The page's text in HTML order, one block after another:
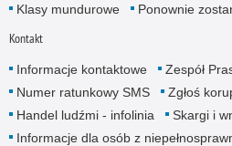
Klasy mundurowe
Ponownie
Kontakt
Informacje kontaktowe
Zespół
Numer ratunkowy SMS
Zgłoś
Handel ludźmi - infolinia
Skargi i
Informacje dla osób z